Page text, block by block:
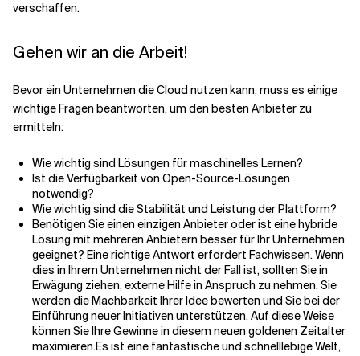
verschaffen.
Gehen wir an die Arbeit!
Bevor ein Unternehmen die Cloud nutzen kann, muss es einige
wichtige Fragen beantworten, um den besten Anbieter zu
ermitteln:
Wie wichtig sind Lösungen für maschinelles Lernen?
Ist die Verfügbarkeit von Open-Source-Lösungen
notwendig?
Wie wichtig sind die Stabilität und Leistung der Plattform?
Benötigen Sie einen einzigen Anbieter oder ist eine hybride
Lösung mit mehreren Anbietern besser für Ihr Unternehmen
geeignet? Eine richtige Antwort erfordert Fachwissen. Wenn
dies in Ihrem Unternehmen nicht der Fall ist, sollten Sie in
Erwägung ziehen, externe Hilfe in Anspruch zu nehmen. Sie
werden die Machbarkeit Ihrer Idee bewerten und Sie bei der
Einführung neuer Initiativen unterstützen. Auf diese Weise
können Sie Ihre Gewinne in diesem neuen goldenen Zeitalter
maximieren.Es ist eine fantastische und schnelllebige Welt,